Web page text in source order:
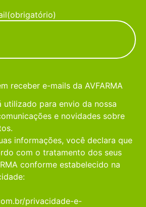
(obrigatório)
receber e-mails da AVFARMA
utilizado para envio da nossa
e novidades sobre
informações, você declara que
com o tratamento dos seus
conforme estabelecido na
privacidade-e-